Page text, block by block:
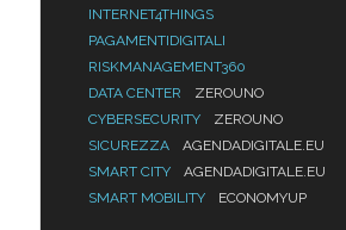
INTERNET4THINGS
PAGAMENTIDIGITALI
RISKMANAGEMENT360
DATA CENTER
ZEROUNO
CYBERSECURITY
ZEROUNO
SICUREZZA
AGENDADIGITALE.EU
SMART CITY
AGENDADIGITALE.EU
SMART MOBILITY
ECONOMYUP